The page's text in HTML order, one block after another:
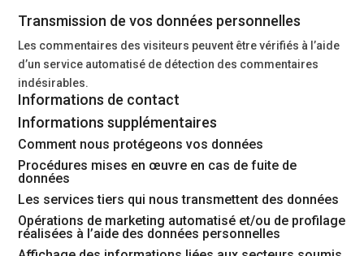
Transmission de vos données personnelles
Les commentaires des visiteurs peuvent être vérifiés à l’aide
d’un service automatisé de détection des commentaires
indésirables.
Informations de contact
Informations supplémentaires
Comment nous protégeons vos données
Procédures mises en œuvre en cas de fuite de
données
Les services tiers qui nous transmettent des données
Opérations de marketing automatisé et/ou de profilage
réalisées à l’aide des données personnelles